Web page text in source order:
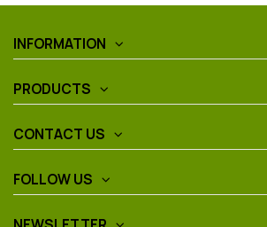
INFORMATION
PRODUCTS
CONTACT US
FOLLOW US